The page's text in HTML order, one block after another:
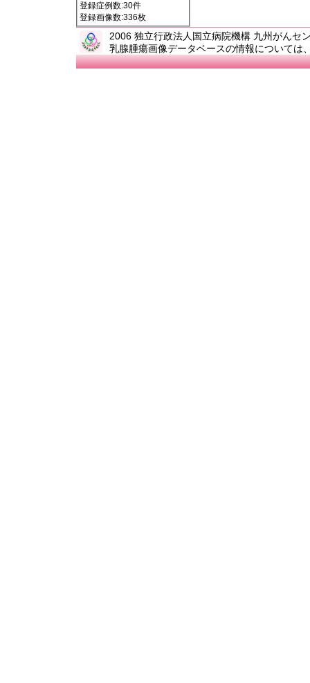
登録症例数:30件
登録画像数:336枚
2006 独立行政法人国立病院機構 九州がんセ
乳腺腫瘍画像データベースの情報については